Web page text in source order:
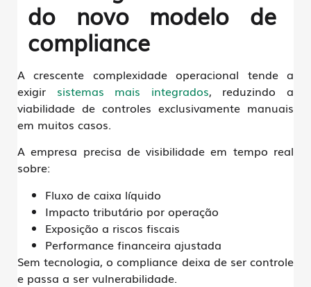
do novo modelo de
compliance
A crescente complexidade operacional tende a
exigir sistemas mais integrados, reduzindo a
viabilidade de controles exclusivamente manuais
em muitos casos.
A empresa precisa de visibilidade em tempo real
sobre:
Fluxo de caixa líquido
Impacto tributário por operação
Exposição a riscos fiscais
Performance financeira ajustada
Sem tecnologia, o compliance deixa de ser controle
e passa a ser vulnerabilidade.